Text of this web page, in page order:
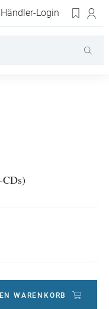
Händler-Login
WARENKORB